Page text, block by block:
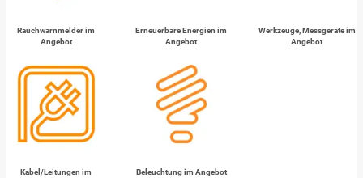
Rauchwarnmelder im
Angebot
Erneuerbare Energien im
Angebot
Werkzeuge, Messgeräte im
Angebot
Kabel/Leitungen im
Beleuchtung im Angebot